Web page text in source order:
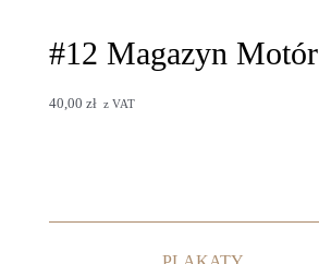
#12 Magazyn Motór
40,00 zł z VAT